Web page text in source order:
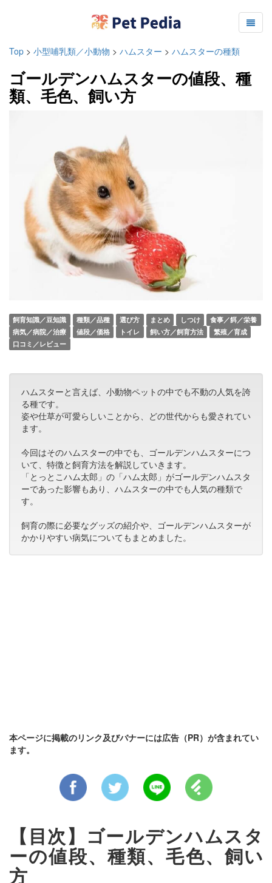
Top > 小型哺乳類／小動物 > ハムスター > ハムスターの種類
ゴールデンハムスターの値段、種
類、毛色、飼い方
飼育知識／豆知識 種類／品種 選び方 まとめ しつけ
食事／餌／栄養
病気／病院／治療
値段／価格 トイレ 飼い方／飼育方法
繁殖／育成
口コミ／レビュー
ハムスターと言えば、小動物ペットの中でも不動の人気を誇
る種です。
姿や仕草が可愛らしいことから、どの世代からも愛されてい
ます。
今回はそのハムスターの中でも、ゴールデンハムスターにつ
いて、特徴と飼育方法を解説していきます。
「とっとこハム太郎」の「ハム太郎」がゴールデンハムスタ
ーであった影響もあり、ハムスターの中でも人気の種類で
す。
飼育の際に必要なグッズの紹介や、ゴールデンハムスターが
かかりやすい病気についてもまとめました。
本ページに掲載のリンク及びバナーには広告（PR）が含まれてい
ます。
【目次】ゴールデンハムスタ
ーの値段、種類、毛色、飼い
方